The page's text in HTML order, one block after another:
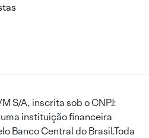
S/A, inscrita sob o CNPJ:
instituição financeira
Banco Central do Brasil.Toda